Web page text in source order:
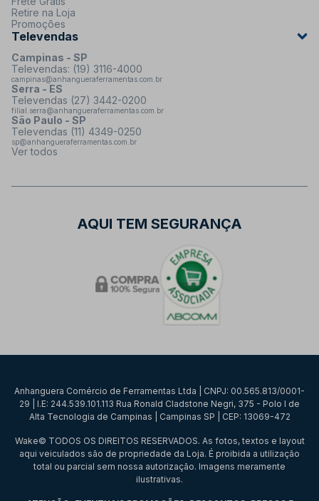
Retire na Loja
Promoções
Televendas
Campinas - SP
Televendas: (19) 3116-4000
campinas@anhangueraferramentas.com.br
Serra - ES
Televendas (27) 3442-0200
filial.serra@anhangueraferramentas.com.br
São Paulo - SP
Televendas (11) 4349-0250
sp@anhangueraferramentas.com.br
Ver todos
AQUI TEM SEGURANÇA
Anhanguera Comércio de Ferramentas Ltda | CNPJ: 00.565.813/0001-
29 | I.E: 244.539.101.113 Rua Ronald Cladstone Negri, 375 - Polo I de
Alta Tecnologia de Campinas | Campinas SP | CEP: 13069-472
Wake© TODOS OS DIREITOS RESERVADOS. As fotos, textos e layout
aqui veiculados são de propriedade da Loja. É proibida a utilização
total ou parcial sem nossa autorização. Imagens meramente
ilustrativas.